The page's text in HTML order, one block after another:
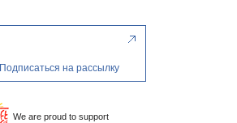
Подписаться на рассылку
We are proud to support